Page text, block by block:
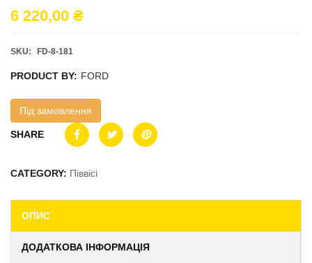
6 220,00 ₴
SKU: FD-8-181
PRODUCT BY: FORD
Під замовлення
SHARE
CATEGORY: Піввісі
ОПИС
ДОДАТКОВА ІНФОРМАЦІЯ